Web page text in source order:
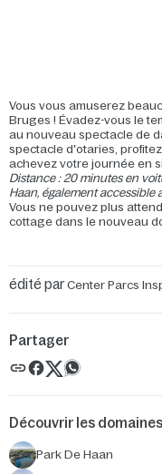
Vous vous amuserez
Bruges ! Évadez-vous le
au nouveau spectacle de
spectacle d'otaries,
achevez votre journée en
Distance : 20 minutes en
Haan, également accessible
Vous ne pouvez plus
cottage dans le nouveau
édité parCenter Parcs
Découvrir les domaines
Park De Haan
Partager